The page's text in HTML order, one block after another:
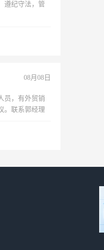
遵纪守法，管
08月08日
员，有外贸销
。联系郭经理